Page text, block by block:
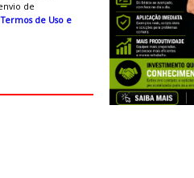
de
Termos de Uso e